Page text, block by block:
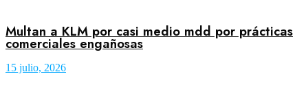
Multan a KLM por casi medio mdd por prácticas
comerciales engañosas
15 julio, 2026